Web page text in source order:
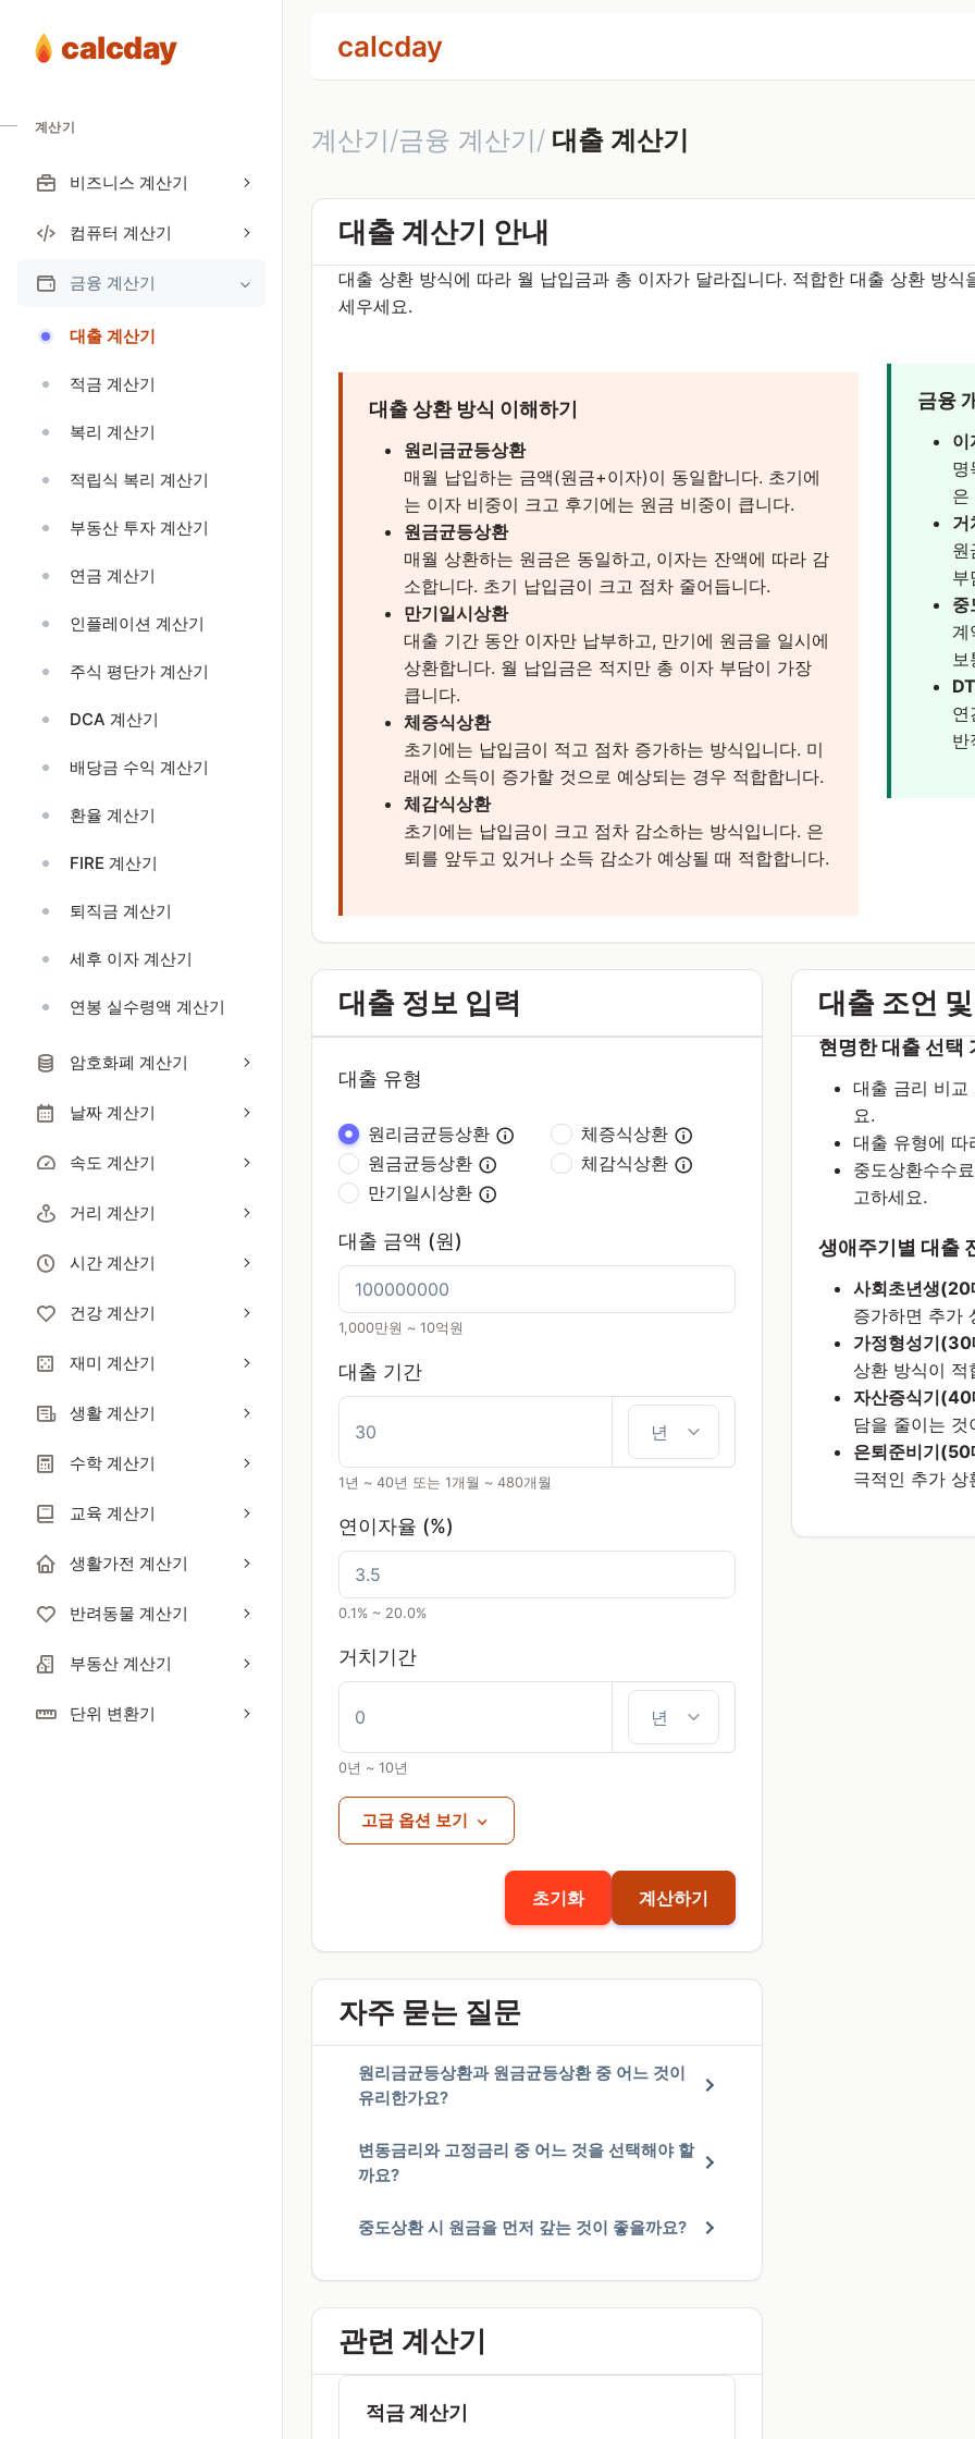
calcday
계산기
비즈니스 계산기
컴퓨터 계산기
금융 계산기
대출 계산기
적금 계산기
복리 계산기
적립식 복리 계산기
부동산 투자 계산기
연금 계산기
인플레이션 계산기
주식 평단가 계산기
DCA 계산기
배당금 수익 계산기
환율 계산기
FIRE 계산기
퇴직금 계산기
세후 이자 계산기
연봉 실수령액 계산기
암호화폐 계산기
날짜 계산기
속도 계산기
거리 계산기
시간 계산기
건강 계산기
재미 계산기
생활 계산기
수학 계산기
교육 계산기
생활가전 계산기
반려동물 계산기
부동산 계산기
단위 변환기
calcday
계산기/금융 계산기/ 대출 계산기
대출 계산기 안내
대출 상환 방식에 따라 월 납입금과 총 이자가 달라집니다. 적합한 대출 상환 방
세우세요.
대출 상환 방식 이해하기
원리금균등상환
매월 납입하는 금액(원금+이자)이 동일합니다. 초기에
는 이자 비중이 크고 후기에는 원금 비중이 큽니다.
원금균등상환
매월 상환하는 원금은 동일하고, 이자는 잔액에 따라 감
소합니다. 초기 납입금이 크고 점차 줄어듭니다.
만기일시상환
대출 기간 동안 이자만 납부하고, 만기에 원금을 일시에
상환합니다. 월 납입금은 적지만 총 이자 부담이 가장
큽니다.
체증식상환
초기에는 납입금이 적고 점차 증가하는 방식입니다. 미
래에 소득이 증가할 것으로 예상되는 경우 적합합니다.
체감식상환
초기에는 납입금이 크고 점차 감소하는 방식입니다. 은
퇴를 앞두고 있거나 소득 감소가 예상될 때 적합합니다.
금융
이
명
은
거
원
부
중
계
보
연
반
대출 정보 입력
대출 유형
원리금균등상환
원금균등상환
만기일시상환
체증식상환
체감식상환
대출 금액 (원)
1,000만원 ~ 10억원
대출 기간
1년 ~ 40년 또는 1개월 ~ 480개월
연이자율 (%)
0.1% ~ 20.0%
거치기간
0년 ~ 10년
고급 옵션 보기
초기화 계산하기
자주 묻는 질문
원리금균등상환과 원금균등상환 중 어느 것이
유리한가요?
변동금리와 고정금리 중 어느 것을 선택해야 할
까요?
중도상환 시 원금을 먼저 갚는 것이 좋을까요?
관련 계산기
적금 계산기
대출 조언
현명한 대출 선택
대출 금리 비교
요.
대출 유형에 따
중도상환수수
고하세요.
생애주기별 대출
사회초년생(20
증가하면 추가
가정형성기
상환 방식이 적
자산증식기
담을 줄이는 것
은퇴준비기(50
극적인 추가 상